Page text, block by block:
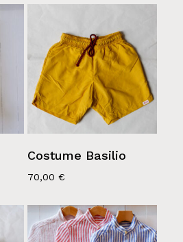
Costume Basilio
70,00€